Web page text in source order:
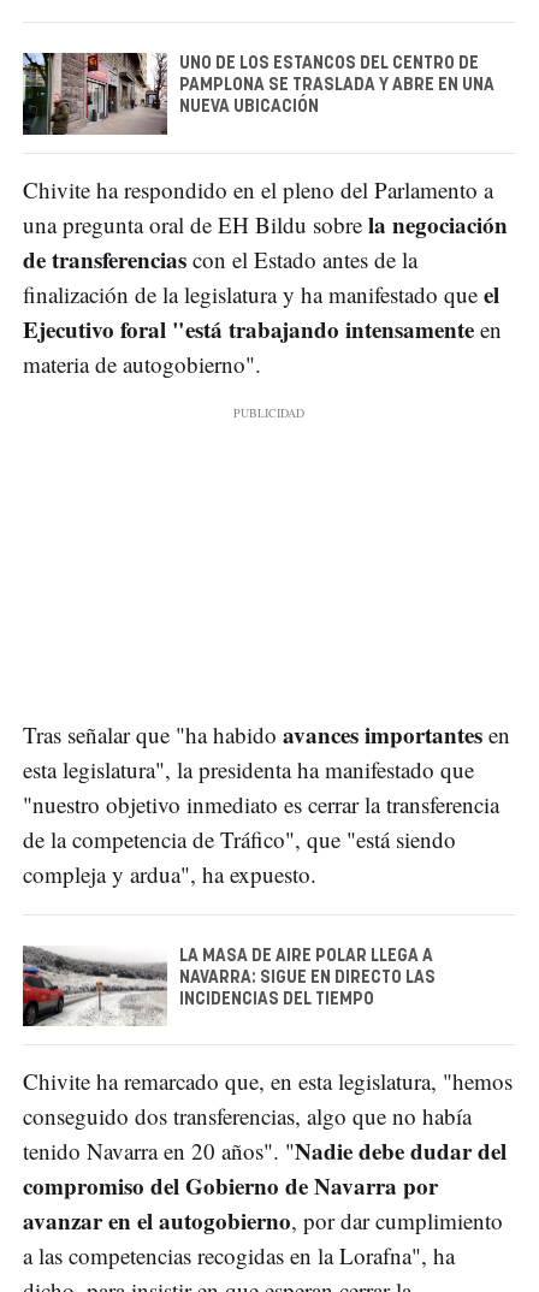
UNO DE LOS ESTANCOS DEL CENTRO DE
PAMPLONA SE TRASLADA Y ABRE EN UNA
NUEVA UBICACIÓN
Chivite ha respondido en el pleno del Parlamento a
una pregunta oral de EH Bildu sobre la negociación
de transferencias con el Estado antes de la
finalización de la legislatura y ha manifestado que el
Ejecutivo foral "está trabajando intensamente en
materia de autogobierno".
Tras señalar que "ha habido avances importantes en
esta legislatura", la presidenta ha manifestado que
"nuestro objetivo inmediato es cerrar la transferencia
de la competencia de Tráfico", que "está siendo
compleja y ardua", ha expuesto.
LA MASA DE AIRE POLAR LLEGA A
NAVARRA: SIGUE EN DIRECTO LAS
INCIDENCIAS DEL TIEMPO
Chivite ha remarcado que, en esta legislatura, "hemos
conseguido dos transferencias, algo que no había
tenido Navarra en 20 años". "Nadie debe dudar del
compromiso del Gobierno de Navarra por
avanzar en el autogobierno, por dar cumplimiento
a las competencias recogidas en la Lorafna", ha